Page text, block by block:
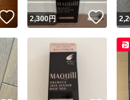
いいね！
2,300円 いい